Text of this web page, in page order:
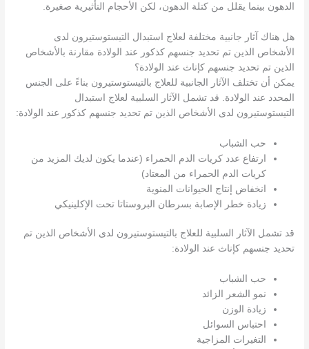
الدهون بينما يقلل من كتلة الدهون، لكن الأحجام التأثيرية صغيرة.
هل هناك آثار جانبية مختلفة لعلاج استبدال التيستوستيرون لدى
الأشخاص الذين تم تحديد جنسهم كذكور عند الولادة مقارنة بالأشخاص
الذين تم تحديد جنسهم كإناث عند الولادة؟
يمكن أن تختلف الآثار الجانبية للعلاج بالتيستوستيرون بناءً على الجنس
المحدد عند الولادة. قد تشمل الآثار السلبية لعلاج استبدال
التيستوستيرون لدى الأشخاص الذين تم تحديد جنسهم كذكور عند الولادة:
حب الشباب
ارتفاع عدد كريات الدم الحمراء (عندما يكون لديك المزيد من
كريات الدم الحمراء من المعتاد)
انخفاض إنتاج الحيوانات المنوية
زيادة خطر الإصابة بسرطان البروستاتا تحت الإكلينيكي
قد تشمل الآثار السلبية للعلاج بالتيستوستيرون لدى الأشخاص الذين تم
تحديد جنسهم كإناث عند الولادة:
حب الشباب
نمو الشعر الزائد
زيادة الوزن
احتباس السوائل
التغيرات المزاجية